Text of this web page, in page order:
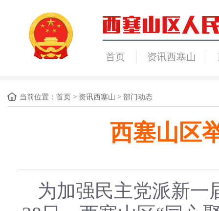
首页 资讯西塞山
当前位置： 首页 > 资讯西塞山 > 部门动态
西塞山区
为加强民主党派新一